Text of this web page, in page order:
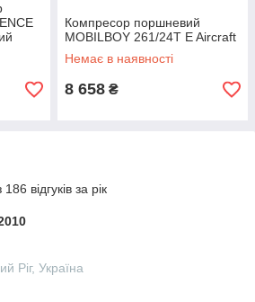
Компресор поршневий
MOBILBOY 261/24T E Aircraft
Немає в наявності
8 658 ₴
відгуків за рік
Ріг, Україна